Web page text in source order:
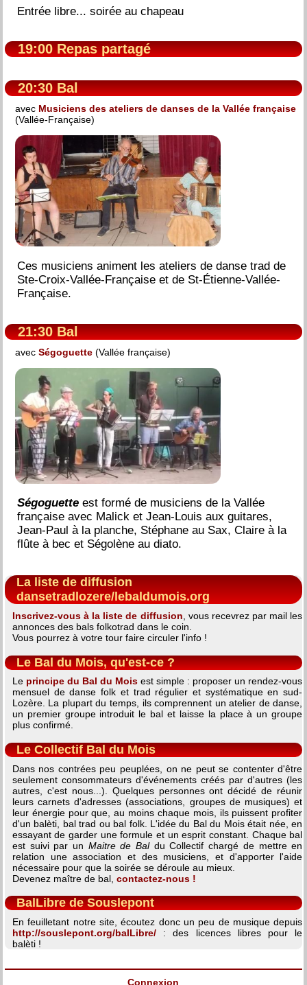
Entrée libre... soirée au chapeau
19:00 Repas partagé
20:30 Bal
avec Musiciens des ateliers de danses de la Vallée française
(Vallée-Française)
Ces musiciens animent les ateliers de danse trad de
Ste-Croix-Vallée-Française et de St-Étienne-Vallée-
Française.
21:30 Bal
avecSégoguette (Vallée française)
Ségoguetteest formé de musiciens de la Vallée
française avec Malick et Jean-Louis aux guitares,
Jean-Paul à la planche, Stéphane au Sax, Claire à la
flûte à bec et Ségolène au diato.
La liste de diffusion
dansetradlozere/lebaldumois.org
Inscrivez-vous à la liste de diffusion , vous recevrez par mail les
annonces des bals folkotrad dans le coin.
Vous pourrez à votre tour faire circuler l'info !
Le Bal du Mois, qu'est-ce ?
Le principe du Bal du Mois est simple : proposer un rendez-vous
mensuel de danse folk et trad régulier et systématique en sud-
Lozère. La plupart du temps, ils comprennent un atelier de danse,
un premier groupe introduit le bal et laisse la place à un groupe
plus confirmé.
Le Collectif Bal du Mois
Dans nos contrées peu peuplées, on ne peut se contenter d'être
seulement consommateurs d'événements créés par d'autres (les
autres, c'est nous...). Quelques personnes ont décidé de réunir
leurs carnets d'adresses (associations, groupes de musiques) et
leur énergie pour que, au moins chaque mois, ils puissent profiter
d'un balèti, bal trad ou bal folk. L'idée du Bal du Mois était née, en
essayant de garder une formule et un esprit constant. Chaque bal
est suivi par un Maitre de Baldu Collectif chargé de mettre en
relation une association et des musiciens, et d'apporter l'aide
nécessaire pour que la soirée se déroule au mieux.
Devenez maître de bal, contactez-nous !
BalLibre de Souslepont
En feuilletant notre site, écoutez donc un peu de musique depuis
http://souslepont.org/balLibre/: des licences libres pour le
balèti !
Connexion